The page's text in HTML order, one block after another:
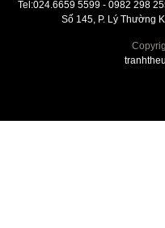
Tel:024.6659 5599 - 0982 298
Số 145, P. Lý Thường